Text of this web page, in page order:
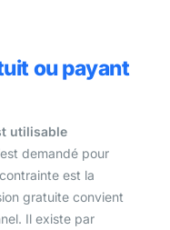
ou payant
utilisable
demandé pour
est la
gratuite convient
Il existe par